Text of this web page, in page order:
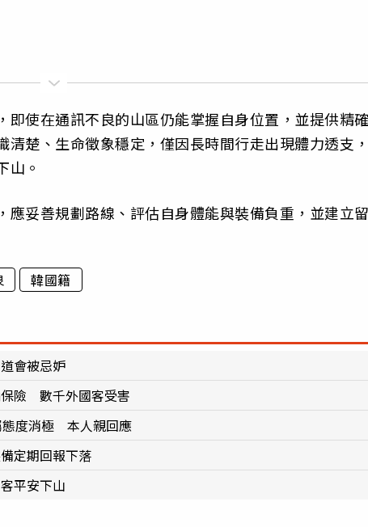
使在通訊不良的山區仍能掌握自身位置，並提供精
清楚、生命徵象穩定，僅因長時間行走出現體力透支
山。
妥善規劃路線、評估自身體能與裝備負重，並建立
韓國籍
會被忌妒
保險 數千外國客受害
態度消極 本人親回應
定期回報下落
平安下山